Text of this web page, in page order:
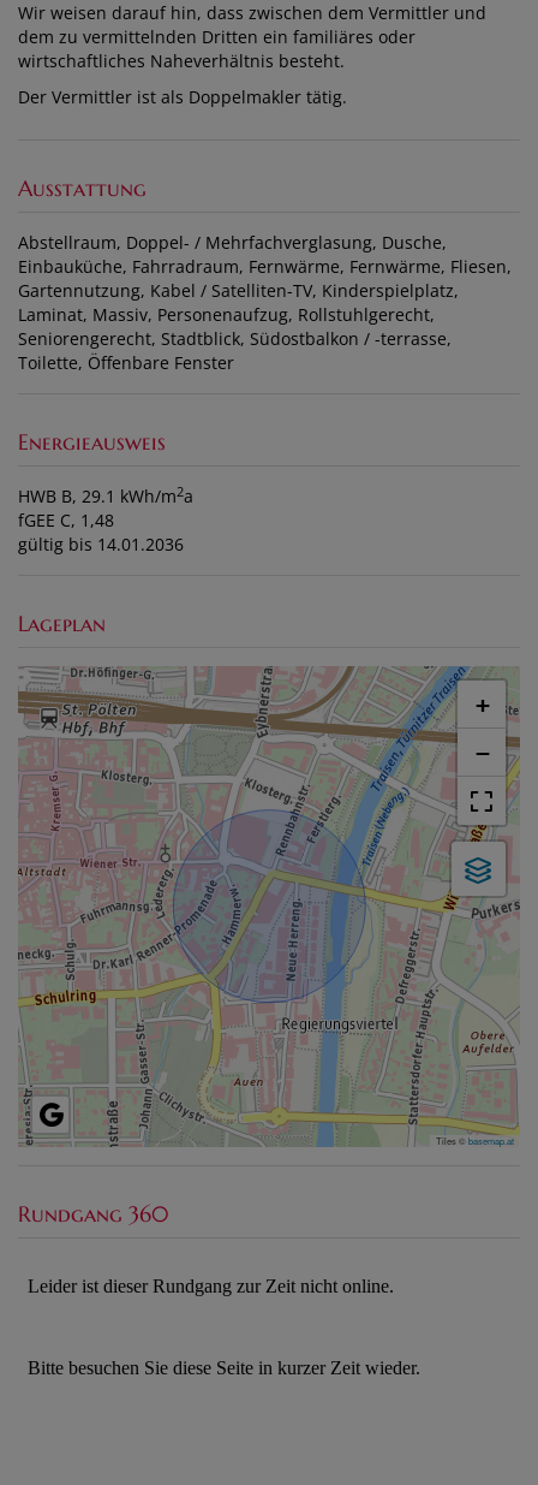
Wir weisen darauf hin, dass zwischen dem Vermittler und
dem zu vermittelnden Dritten ein familiäres oder
wirtschaftliches Naheverhältnis besteht.
Der Vermittler ist als Doppelmakler tätig.
Ausstattung
Abstellraum Doppel- / Mehrfachverglasung Dusche
Einbauküche Fahrradraum Fernwärme Fernwärme Fliesen
Gartennutzung Kabel / Satelliten-TV Kinderspielplatz
Laminat Massiv Personenaufzug Rollstuhlgerecht
Seniorengerecht Stadtblick Südostbalkon / -terrasse
Toilette Öffenbare Fenster
Energieausweis
HWB B, 29.1 kWh/m2a
fGEE C, 1,48
gültig bis 14.01.2036
Lageplan
+
−
Tiles ©basemap.at
Rundgang 360